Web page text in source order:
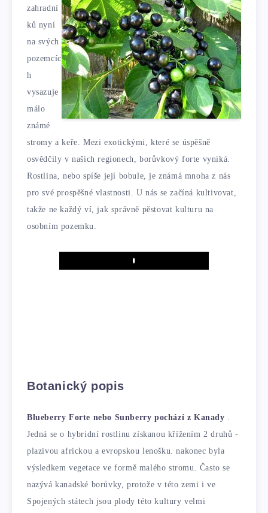
zahradní
ků nyní
na svých
pozemcíc
h
vysazuje
málo
známé
stromy a keře. Mezi exotickými, které se úspěšně
osvědčily v našich regionech, borůvkový forte vyniká.
Rostlina, nebo spíše její bobule, je známá mnoha z nás
pro své prospěšné vlastnosti. U nás se začíná kultivovat,
takže ne každý ví, jak správně pěstovat kulturu na
osobním pozemku.
Play
Botanický popis
Blueberry Forte nebo Sunberry pochází z Kanady .
Jedná se o hybridní rostlinu získanou křížením 2 druhů -
plazivou africkou a evropskou lenošku. nakonec byla
výsledkem vegetace ve formě malého stromu. Často se
nazývá kanadské borůvky, protože v této zemi i ve
Spojených státech jsou plody této kultury velmi